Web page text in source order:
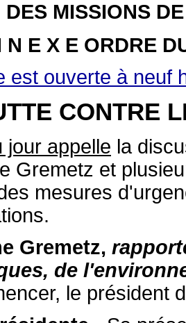
DES MISSIONS
N E X E ORDRE
est ouverte à neuf
CONTRE
jour appelle la
Gremetz et
mesures
Gremetz,
de
le président